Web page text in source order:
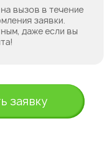
вызов в течение
заявки.
даже если вы
заявку